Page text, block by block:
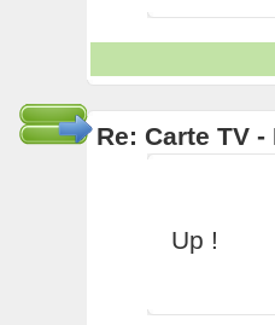
Re: Carte TV
Up !